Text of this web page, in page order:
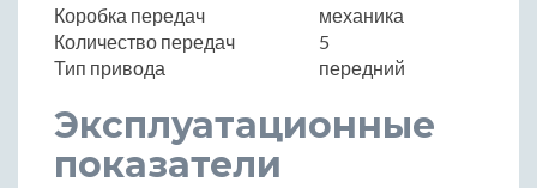
Коробка передач
механика
Количество передач
5
Тип привода
передний
Эксплуатационные
показатели